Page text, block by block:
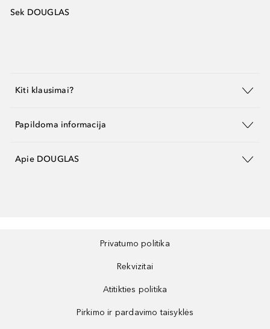
Sek DOUGLAS
Kiti klausimai?
Papildoma informacija
Apie DOUGLAS
Privatumo politika
Rekvizitai
Atitikties politika
Pirkimo ir pardavimo taisyklės